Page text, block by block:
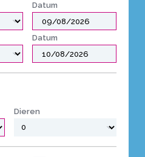
Datum
Datum
Dieren